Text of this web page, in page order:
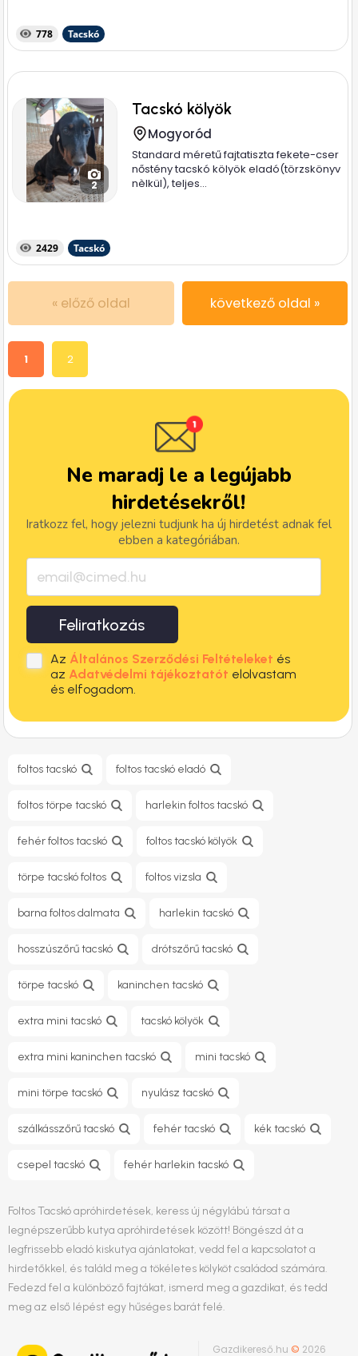
778 Tacskó
2
Tacskó kölyök
Mogyoród
Standard méretű fajtatiszta fekete-cser
nőstény tacskó kölyök eladó(törzskönyv
nèlkül), teljes...
2429 Tacskó
« előző oldal következő oldal »
1 2
Ne maradj le a legújabb
hirdetésekről!
Iratkozz fel, hogy jelezni tudjunk ha új hirdetést adnak fel
ebben a kategóriában.
Feliratkozás
Az Általános Szerződési Feltételeket és
az Adatvédelmi tájékoztatót elolvastam
és elfogadom.
foltos tacskó foltos tacskó eladó
foltos törpe tacskó harlekin foltos tacskó
fehér foltos tacskó foltos tacskó kölyök
törpe tacskó foltos foltos vizsla
barna foltos dalmata harlekin tacskó
hosszúszőrű tacskó drótszőrű tacskó
törpe tacskó kaninchen tacskó
extra mini tacskó tacskó kölyök
extra mini kaninchen tacskó mini tacskó
mini törpe tacskó nyulász tacskó
szálkásszőrű tacskó fehér tacskó kék tacskó
csepel tacskó fehér harlekin tacskó
Foltos Tacskó apróhirdetések, keress új négylábú társat a
legnépszerűbb kutya apróhirdetések között! Böngészd át a
legfrissebb eladó kiskutya ajánlatokat, vedd fel a kapcsolatot a
hirdetőkkel, és találd meg a tökéletes kölyköt családod számára.
Fedezd fel a különböző fajtákat, ismerd meg a gazdikat, és tedd
meg az első lépést egy hűséges barát felé.
Gazdikereső.hu © 2026